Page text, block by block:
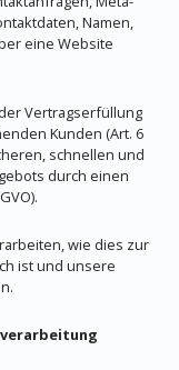
Namen,
eine Website
Vertragserfüllung
Kunden (Art. 6
schnellen und
durch einen
wie dies zur
ist und unsere